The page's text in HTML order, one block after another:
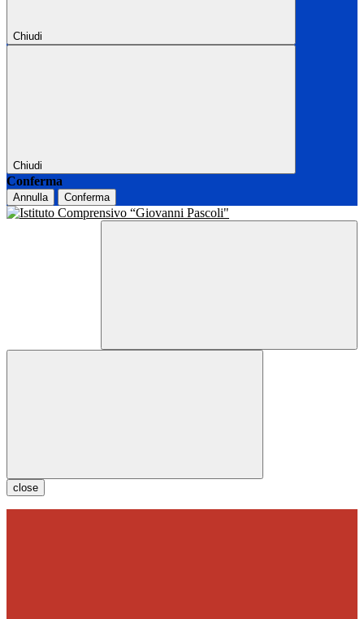
Chiudi
Chiudi
Conferma
Annulla Conferma
close